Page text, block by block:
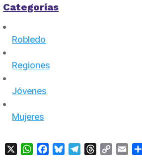
Categorías
Robledo
Regiones
Jóvenes
Mujeres
WhatsApp
FacebookBlueskyTelegramThreads
Copy